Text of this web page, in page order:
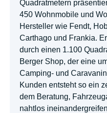
Quadratmetern
450 Wohnmobile und
Hersteller wie Fendt,
Carthago und Frankia.
durch einen 1.100
Berger Shop, der eine
Camping- und
Kunden entsteht so ein
dem Beratung,
nahtlos